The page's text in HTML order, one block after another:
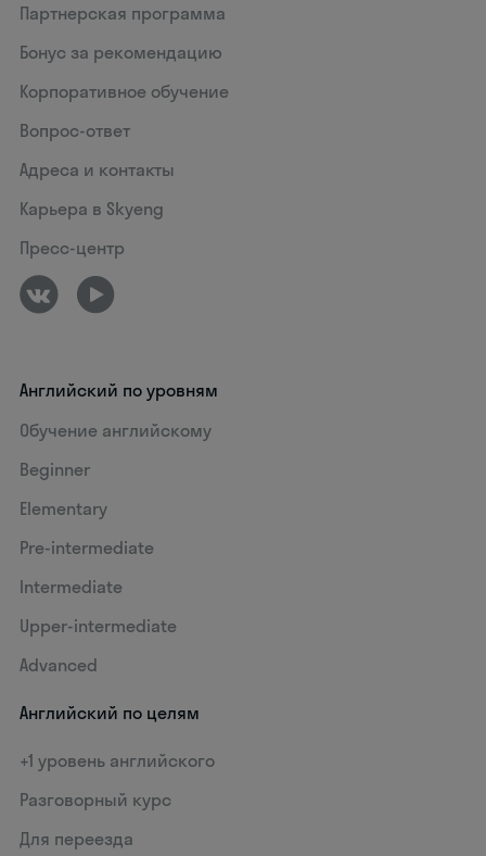
Партнерская программа
Бонус за рекомендацию
Корпоративное обучение
Вопрос-ответ
Адреса и контакты
Карьера в Skyeng
Пресс-центр
Английский по уровням
Обучение английскому
Beginner
Elementary
Pre-intermediate
Intermediate
Upper-intermediate
Advanced
Английский по целям
+1 уровень английского
Разговорный курс
Для переезда